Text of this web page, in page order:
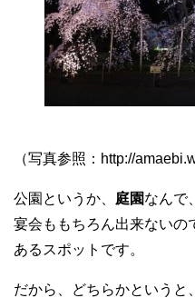
（写真参照：http://
公園というか、 庭園なんで、
宴会ももちろん出来ないの
あるスポットです。
だから、どちらかというと